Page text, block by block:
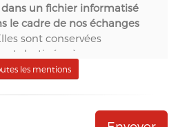
un fichier informatisé
le cadre de nos échanges
sont conservées
destinées à :
signaletique.com)
du site web et
net.fr) en qualité
les mentions